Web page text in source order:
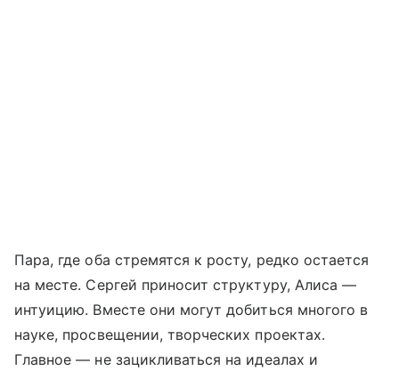
Пара, где оба стремятся к росту, редко остается
на месте. Сергей приносит структуру, Алиса —
интуицию. Вместе они могут добиться многого в
науке, просвещении, творческих проектах.
Главное — не зацикливаться на идеалах и